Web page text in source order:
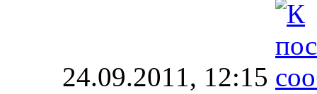
24.09.2011, 12:15